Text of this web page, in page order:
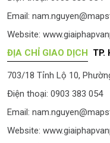
Email:
Website:
ĐỊA CHỈ GIAO DỊCH TP.
703/18 Tỉnh Lộ 10,
Điện thoại: 0903 383 054
Email:
Website: